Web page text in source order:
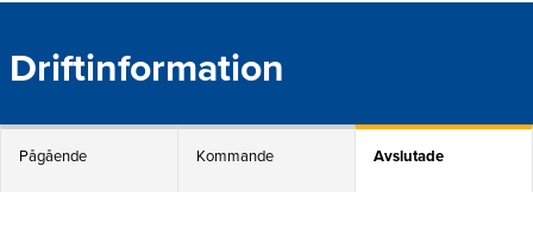
Driftinformation
Pågående Kommande Avslutade